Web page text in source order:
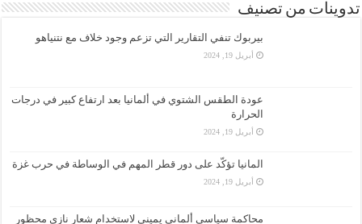
تدوينات من تصنيف
بيربوك تنفي التقارير التي تزعم وجود خلاف مع نتنياهو
أبريل 19, 2024
عودة الطقس الشتوي في ألمانيا بعد ارتفاع كبير في درجات
الحرارة
أبريل 19, 2024
المانيا تؤكّد على دور قطر المهم في الوساطة في حرب غزة
أبريل 19, 2024
محاكمة سياسي ألماني يميني لاستخدام شعار نازي محظور